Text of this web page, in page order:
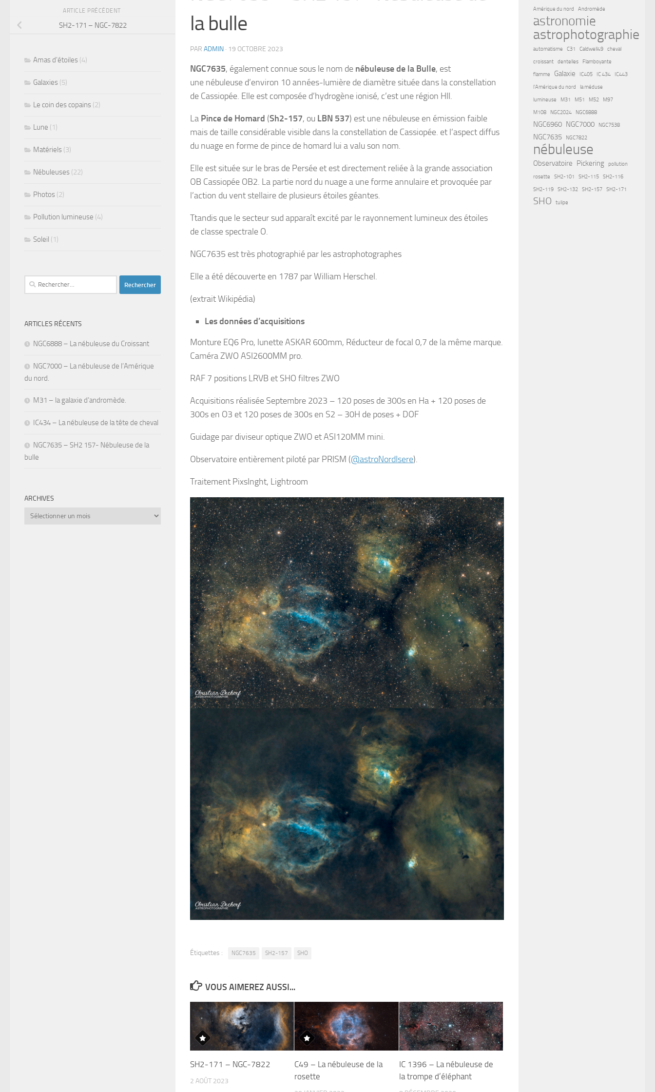
la bulle
PAR ADMIN · 19 OCTOBRE 2023
NGC7635, également connue sous le nom de nébuleuse de la Bulle, est
une nébuleuse d’environ 10 années-lumière de diamètre située dans la constellation
de Cassiopée. Elle est composée d’hydrogène ionisé, c’est une région HII.
La Pince de Homard (Sh2-157, ou LBN 537) est une nébuleuse en émission faible
mais de taille considérable visible dans la constellation de Cassiopée. et l’aspect diffus
du nuage en forme de pince de homard lui a valu son nom.
Elle est située sur le bras de Persée et est directement reliée à la grande association
OB Cassiopée OB2. La partie nord du nuage a une forme annulaire et provoquée par
l’action du vent stellaire de plusieurs étoiles géantes.
Ttandis que le secteur sud apparaît excité par le rayonnement lumineux des étoiles
de classe spectrale O.
NGC7635 est très photographié par les astrophotographes
Elle a été découverte en 1787 par William Herschel.
(extrait Wikipédia)
Les données d’acquisitions
Monture EQ6 Pro, lunette ASKAR 600mm, Réducteur de focal 0,7 de la même marque.
Caméra ZWO ASI2600MM pro.
RAF 7 positions LRVB et SHO filtres ZWO
Acquisitions réalisée Septembre 2023 – 120 poses de 300s en Ha + 120 poses de
300s en O3 et 120 poses de 300s en S2 – 30H de poses + DOF
Guidage par diviseur optique ZWO et ASI120MM mini.
Observatoire entièrement piloté par PRISM (@astroNordIsere).
Traitement PixsInght, Lightroom
Étiquettes : NGC7635 SH2-157 SHO
VOUS AIMEREZ AUSSI...
SH2-171 – NGC-7822
2 AOÛT 2023
C49 – La nébuleuse de la
rosette
IC 1396 – La nébuleuse de
la trompe d’éléphant
ARTICLE PRÉCÉDENT
SH2-171 – NGC-7822
Amas d'étoiles (4)
Galaxies (5)
Le coin des copains (2)
Lune (1)
Matériels (3)
Nébuleuses (22)
Photos (2)
Pollution lumineuse (4)
Soleil (1)
Rechercher :
ARTICLES RÉCENTS
NGC6888 – La nébuleuse du Croissant
NGC7000 – La nébuleuse de l’Amérique
du nord.
M31 – la galaxie d’andromède.
IC434 – La nébuleuse de la tête de cheval
NGC7635 – SH2 157- Nébuleuse de la
bulle
ARCHIVES
Archives
Amérique du nord Andromède
astronomie
astrophotographie
automatisme C31 Caldwell49
cheval
croissant
dentelles
Flamboyante
flamme
Galaxie IC405 IC 434
IC443
l'Amérique du nord
la méduse
lumineuse
M31 M51 M52
M97
M108
NGC2024 NGC6888
NGC6960 NGC7000 NGC7538
NGC7635 NGC7822
nébuleuse
Observatoire Pickering
pollution
rosette
SH2-101 SH2-115
SH2-116
SH2-119
SH2-132 SH2-157 SH2-171
SHO tulipe